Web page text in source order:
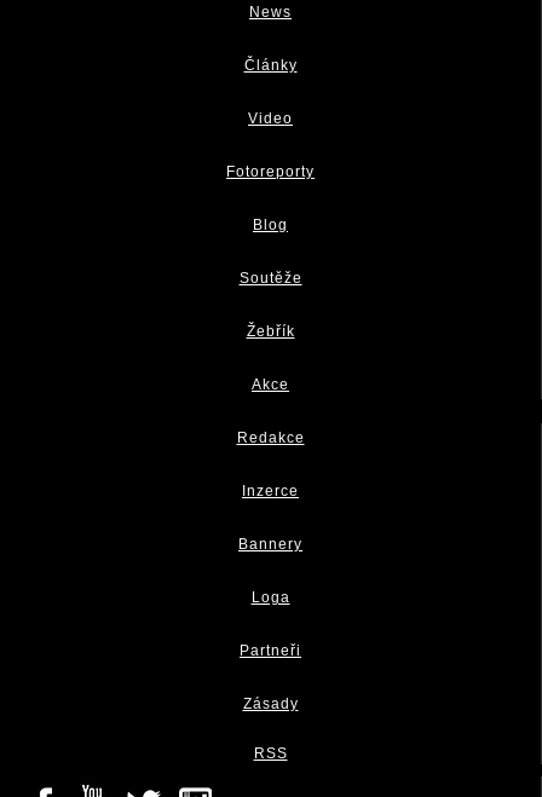
News
Články
Video
Fotoreporty
Blog
Soutěže
Žebřík
Akce
Redakce
Inzerce
Bannery
Loga
Partneři
Zásady
RSS